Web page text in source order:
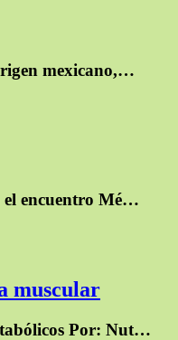
mexicano,…
el encuentro Mé…
muscular
Por: Nut…